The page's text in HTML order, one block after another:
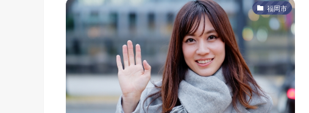
福岡市